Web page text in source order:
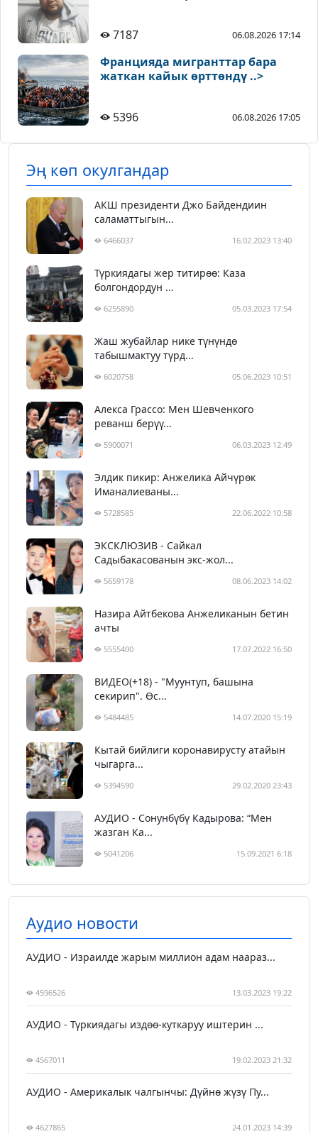
7187 06.08.2026 17:14
Францияда мигранттар бара
жаткан кайык өрттөндү ..>
5396 06.08.2026 17:05
Эң көп окулгандар
АКШ президенти Джо Байдендиин
саламаттыгын...
6466037 16.02.2023 13:40
Түркиядагы жер титирөө: Каза
болгондордун ...
6255890 05.03.2023 17:54
Жаш жубайлар нике түнүндө
табышмактуу түрд...
6020758 05.06.2023 10:51
Алекса Грассо: Мен Шевченкого
реванш берүү...
5900071 06.03.2023 12:49
Элдик пикир: Анжелика Айчүрөк
Иманалиеваны...
5728585 22.06.2022 10:58
ЭКСКЛЮЗИВ - Сайкал
Садыбакасованын экс-жол...
5659178 08.06.2023 14:02
Назира Айтбекова Анжеликанын бетин
ачты
5555400 17.07.2022 16:50
ВИДЕО(+18) - "Муунтуп, башына
секирип". Өс...
5484485 14.07.2020 15:19
Кытай бийлиги коронавирусту атайын
чыгарга...
5394590 29.02.2020 23:43
АУДИО - Сонунбүбү Кадырова: “Мен
жазган Ка...
5041206 15.09.2021 6:18
Аудио новости
АУДИО - Израилде жарым миллион адам наараз...
4596526 13.03.2023 19:22
АУДИО - Түркиядагы издөө-куткаруу иштерин ...
4567011 19.02.2023 21:32
АУДИО - Америкалык чалгынчы: Дүйнө жүзү Пу...
4627865 24.01.2023 14:39